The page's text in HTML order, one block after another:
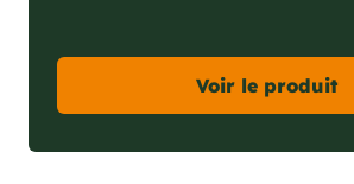
Voir le produit